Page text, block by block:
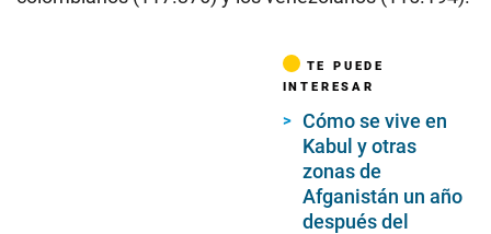
TE PUEDE
INTERESAR
Cómo se vive en
Kabul y otras
zonas de
Afganistán un año
después del